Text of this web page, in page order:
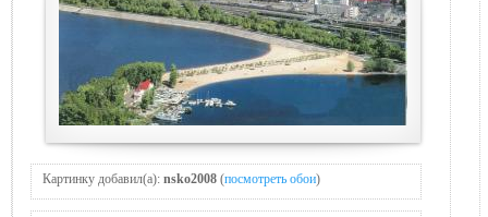
Картинку добавил(а): nsko2008 (посмотреть обои)